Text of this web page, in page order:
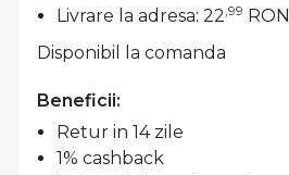
Livrare la adresa: 22,99 RON
Disponibil la comanda
Beneficii:
Retur in 14 zile
1% cashback